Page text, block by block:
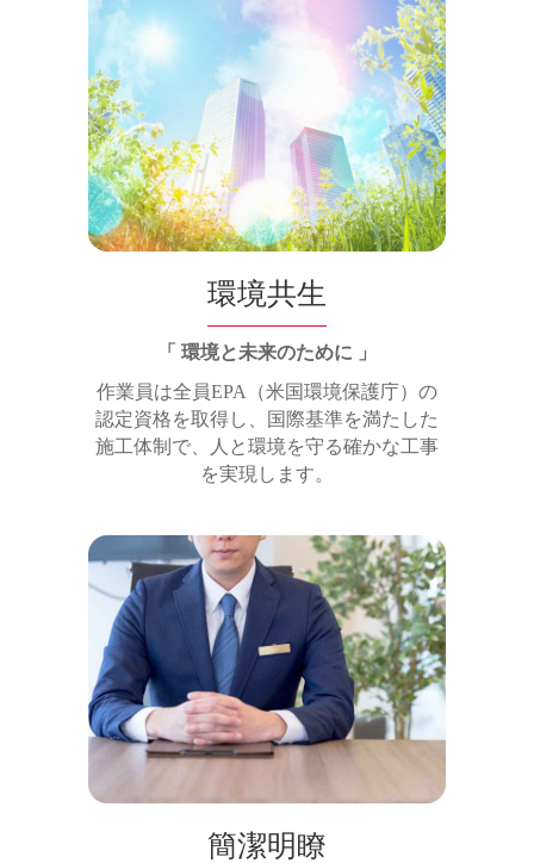
環境共生
「 環境と未来のために 」
作業員は全員EPA（米国環境保護庁）の
認定資格を取得し、国際基準を満たした
施工体制で、人と環境を守る確かな工事
を実現します。
簡潔明瞭